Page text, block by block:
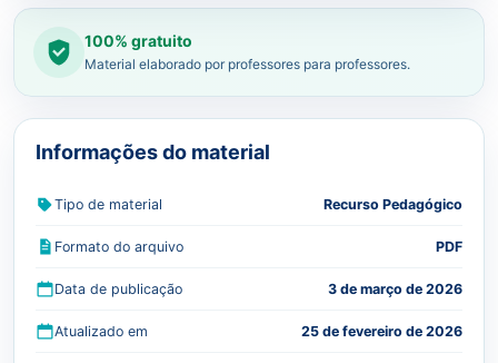
100% gratuito
Material elaborado por professores para professores.
Informações do material
Tipo de material Recurso Pedagógico
Formato do arquivo PDF
Data de publicação 3 de março de 2026
Atualizado em 25 de fevereiro de 2026